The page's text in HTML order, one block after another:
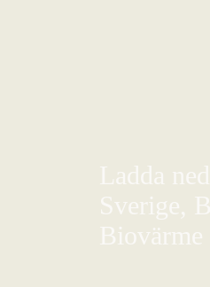
Ladda
Sverige,
Biovärme